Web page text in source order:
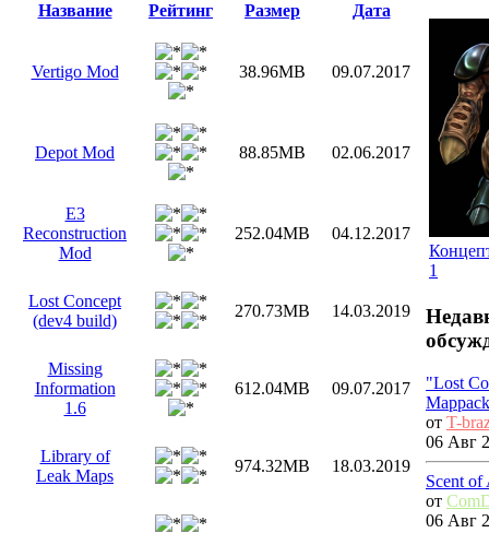
Название Рейтинг Размер Дата
Vertigo Mod 38.96MB 09.07.2017
Depot Mod 88.85MB 02.06.2017
E3
Reconstruction
Mod
252.04MB 04.12.2017
Lost Concept
(dev4 build)
270.73MB 14.03.2019
Missing
Information
1.6
612.04MB 09.07.2017
Library of
Leak Maps
974.32MB 18.03.2019
1
"Lost
от T-
06 Авг
Scent of
от
06 Авг